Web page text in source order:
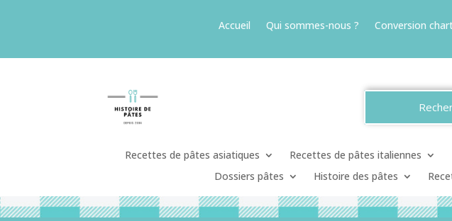
Accueil Qui sommes-nous ? Conversion
Recettes de pâtes asiatiques Recettes de pâtes italiennes
Dossiers pâtes
Histoire des pâtes